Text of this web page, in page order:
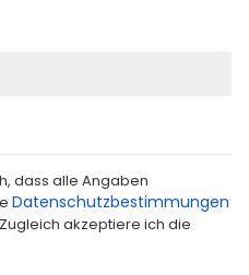
dass alle Angaben
Datenschutzbestimmungen
akzeptiere ich die